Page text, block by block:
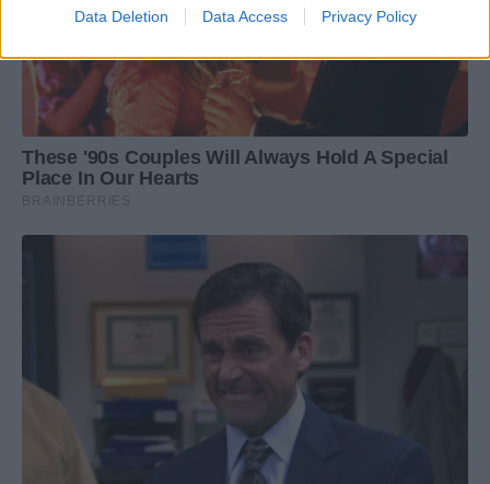
Data Deletion Data Access Privacy Policy